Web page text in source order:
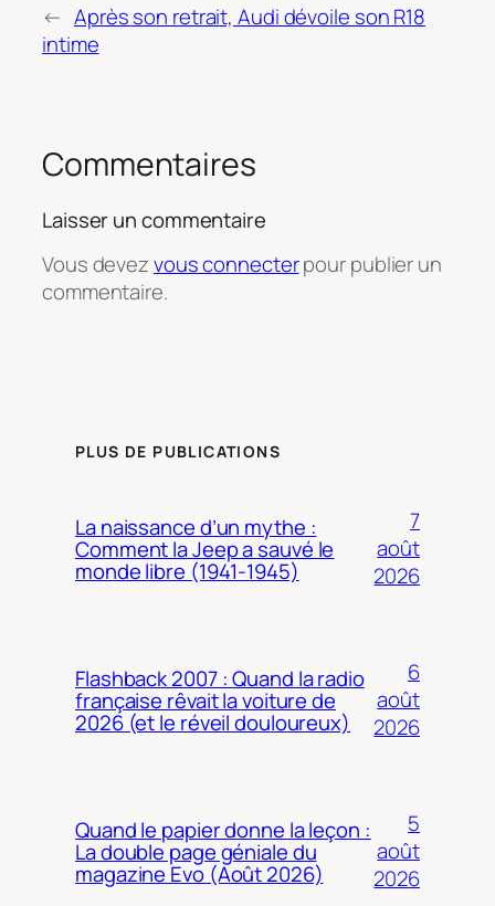
← Après son retrait, Audi dévoile son R18
intime
Commentaires
Laisser un commentaire
Vous devezvous connecterpour publier un
commentaire.
PLUS DE PUBLICATIONS
La naissance d’un mythe :
Comment la Jeep a sauvé le
monde libre (1941-1945)
7
août
2026
Flashback 2007 : Quand la radio
française rêvait la voiture de
2026 (et le réveil douloureux)
6
août
2026
Quand le papier donne la leçon :
La double page géniale du
magazine Evo (Août 2026)
5
août
2026